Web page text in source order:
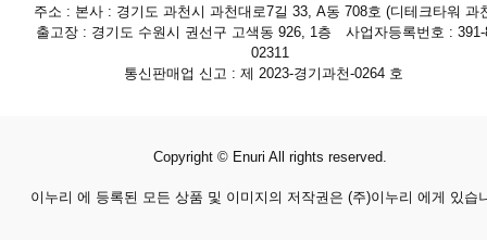
주소 : 본사 : 경기도 과천시 과천대로7길 33, A동 708호 (디테크타워 과
출고장 : 경기도 수원시 권선구 고색동 926, 1층 사업자등록번호 : 391-
02311
통신판매업 신고 : 제 2023-경기과천-0264 호
Copyright © Enuri All rights reserved.
이누리 에 등록된 모든 상품 및 이미지의 저작권은 (주)이누리 에게 있습